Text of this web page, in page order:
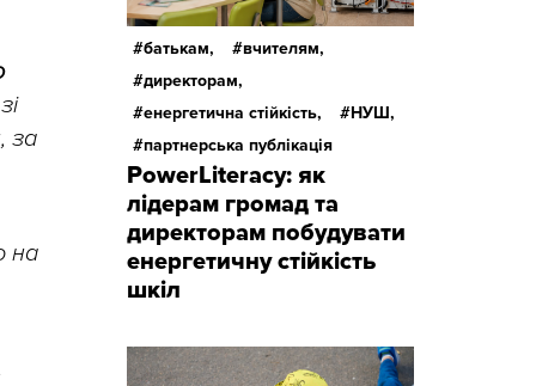
за
на
батькам,
вчителям,
директорам,
енергетична стійкість,
НУШ,
партнерська публікація
PowerLiteracy: як
лідерам громад та
директорам побудувати
енергетичну стійкість
шкіл